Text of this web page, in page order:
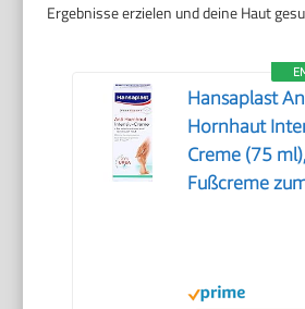
Ergebnisse erzielen und deine Haut
Hansaplast
Hornhaut
Creme (75 ml),
Fußcreme
Hornhaut
pflegt sehr